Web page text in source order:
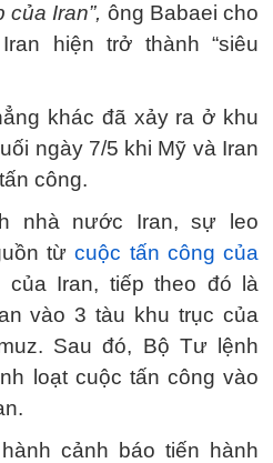
Iran”, ông Babaei cho
hiện trở thành “siêu
khác đã xảy ra ở khu
ngày 7/5 khi Mỹ và Iran
công.
nhà nước Iran, sự leo
từcuộc tấn công của
Iran, tiếp theo đó là
vào 3 tàu khu trục của
Sau đó, Bộ Tư lệnh
loạt cuộc tấn công vào
cảnh báo tiến hành